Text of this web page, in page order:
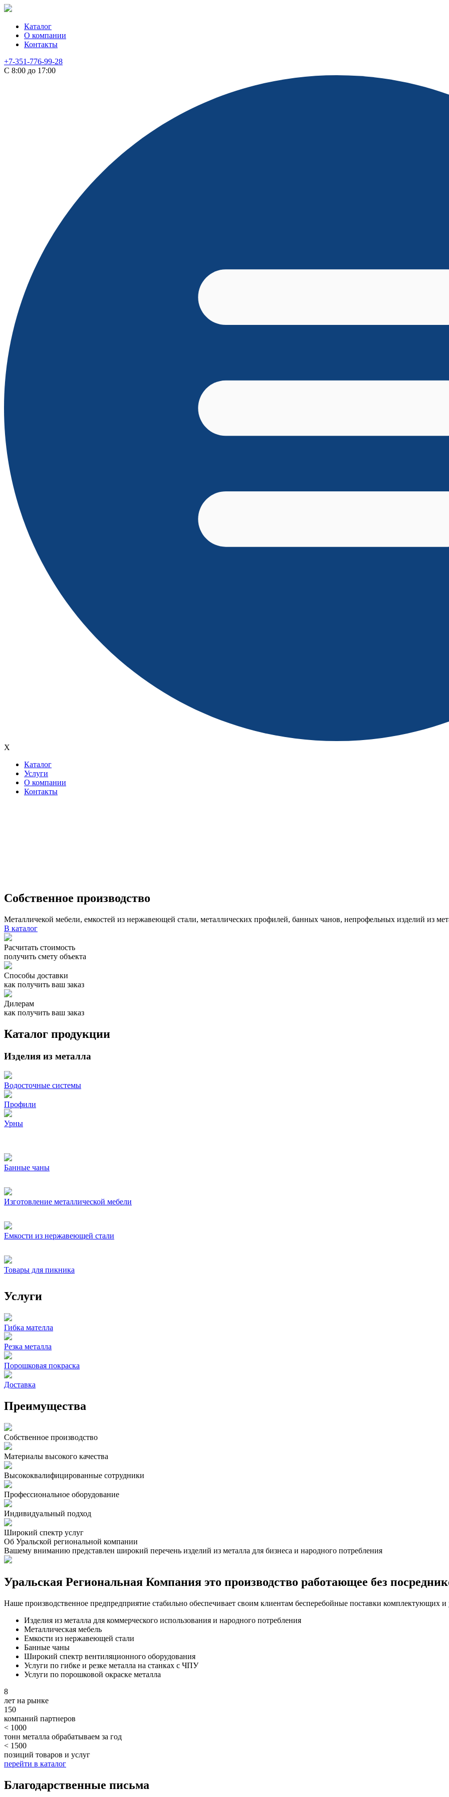
Каталог
О компании
Контакты
+7-351-776-99-28
С 8:00 до 17:00
X
Каталог
Услуги
О компании
Контакты
Собственное производство
Металличекой мебели, емкостей из нержавеющей стали, металлических профилей, банных чанов, непрофельных изделий из
В каталог
Расчитать стоимость
получить смету объекта
Способы доставки
как получить ваш заказ
Дилерам
как получить ваш заказ
Каталог продукции
Изделия из металла
Водосточные системы
Профили
Урны
Банные чаны
Изготовление металлической мебели
Емкости из нержавеющей стали
Товары для пикника
Услуги
Гибка мателла
Резка металла
Порошковая покраска
Доставка
Преимущества
Собственное производство
Материалы высокого качества
Высококвалифицированные сотрудники
Профессиональное оборудование
Индивидуальный подход
Широкий спектр услуг
Об Уральской региональной компании
Вашему вниманию представлен широкий перечень изделий из металла для бизнеса и народного потребления
Уральская Региональная Компания это производство работающее без
Наше производственное предпредприятие стабильно обеспечивает своим клиентам бесперебойные поставки комплектующих и
Изделия из металла для коммерческого использования и народного потребления
Металлическая мебель
Емкости из нержавеющей стали
Банные чаны
Широкий спектр вентиляционного оборудования
Услуги по гибке и резке металла на станках с ЧПУ
Услуги по порошковой окраске металла
8
лет на рынке
150
компаний партнеров
< 1000
тонн металла обрабатываем за год
< 1500
позиций товаров и услуг
перейти в каталог
Благодарственные письма